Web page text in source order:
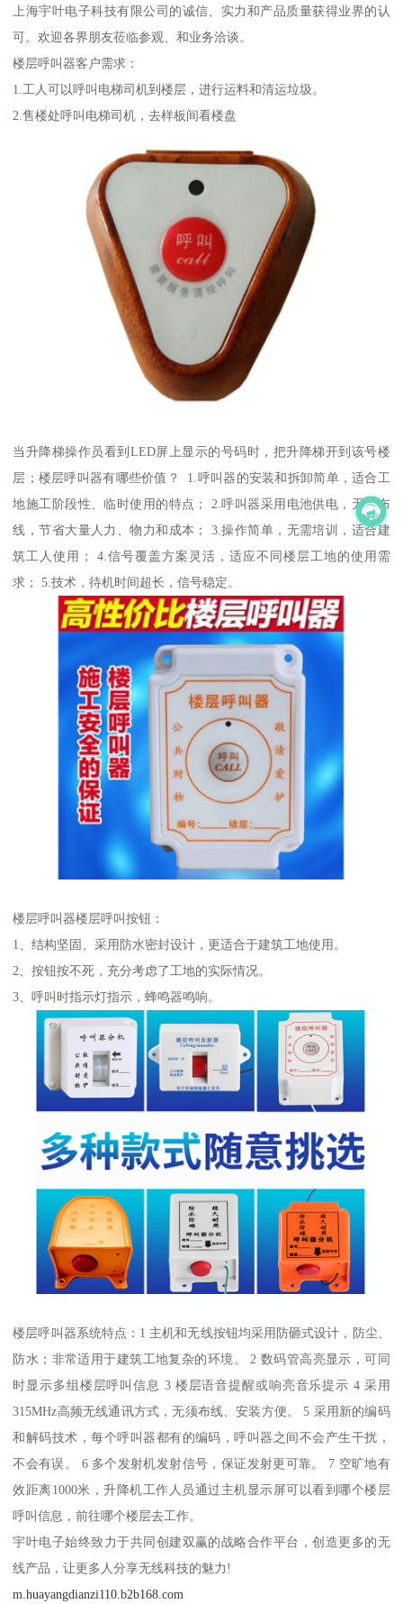
上海宇叶电子科技有限公司的诚信、实力和产品质量获得业界的认
可。欢迎各界朋友莅临参观、和业务洽谈。
楼层呼叫器客户需求：
1.工人可以呼叫电梯司机到楼层，进行运料和清运垃圾。
2.售楼处呼叫电梯司机，去样板间看楼盘
当升降梯操作员看到LED屏上显示的号码时，把升降梯开到该号楼
层；楼层呼叫器有哪些价值？ 1.呼叫器的安装和拆卸简单，适合工
地施工阶段性、临时使用的特点； 2.呼叫器采用电池供电，无需布
线，节省大量人力、物力和成本； 3.操作简单，无需培训，适合建
筑工人使用； 4.信号覆盖方案灵活，适应不同楼层工地的使用需
求； 5.技术，待机时间超长，信号稳定。
楼层呼叫器楼层呼叫按钮：
1、结构坚固、采用防水密封设计，更适合于建筑工地使用。
2、按钮按不死，充分考虑了工地的实际情况。
3、呼叫时指示灯指示，蜂鸣器鸣响。
楼层呼叫器系统特点：1 主机和无线按钮均采用防砸式设计，防尘、
防水；非常适用于建筑工地复杂的环境。 2 数码管高亮显示，可同
时显示多组楼层呼叫信息 3 楼层语音提醒或响亮音乐提示 4 采用
315MHz高频无线通讯方式，无须布线、安装方便。 5 采用新的编码
和解码技术，每个呼叫器都有的编码，呼叫器之间不会产生干扰，
不会有误。 6 多个发射机发射信号，保证发射更可靠。 7 空旷地有
效距离1000米，升降机工作人员通过主机显示屏可以看到哪个楼层
呼叫信息，前往哪个楼层去工作。
宇叶电子始终致力于共同创建双赢的战略合作平台，创造更多的无
线产品，让更多人分享无线科技的魅力!
m.huayangdianzi110.b2b168.com